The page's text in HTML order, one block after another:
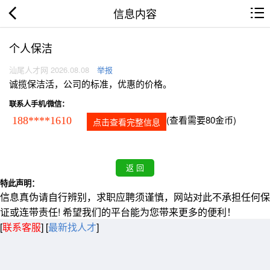
信息内容
个人保洁
汕尾人才网 2026.08.08 举报
诚揽保洁活，公司的标准，优惠的价格。
联系人手机/微信：
188****1610 点击查看完整信息 (查看需要80金币)
特此声明：
信息真伪请自行辨别，求职应聘须谨慎，网站对此不承担任何保
证或连带责任! 希望我们的平台能为您带来更多的便利！
[联系客服] [最新找人才]